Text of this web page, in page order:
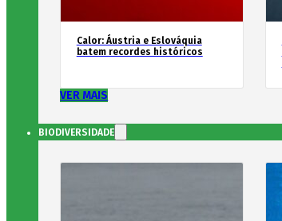
Calor: Áustria e Eslováquia
batem recordes históricos
VER MAIS
BIODIVERSIDADE